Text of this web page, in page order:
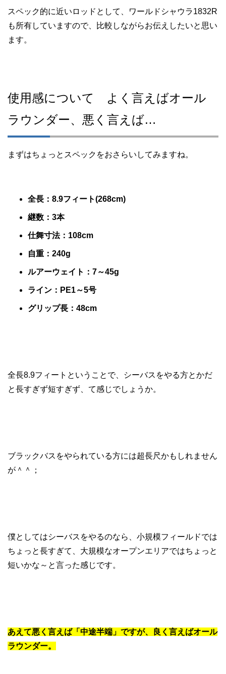
スペック的に近いロッドとして、ワールドシャウラ1832R
も所有していますので、比較しながらお伝えしたいと思い
ます。
使用感について よく言えばオール
ラウンダー、悪く言えば…
まずはちょっとスペックをおさらいしてみますね。
全長：8.9フィート(268cm)
継数：3本
仕舞寸法：108cm
自重：240g
ルアーウェイト：7～45g
ライン：PE1～5号
グリップ長：48cm
全長8.9フィートということで、シーバスをやる方とかだ
と長すぎず短すぎず、て感じでしょうか。
ブラックバスをやられている方には超長尺かもしれません
が＾＾；
僕としてはシーバスをやるのなら、小規模フィールドでは
ちょっと長すぎて、大規模なオープンエリアではちょっと
短いかな～と言った感じです。
あえて悪く言えば「中途半端」ですが、良く言えばオール
ラウンダー。